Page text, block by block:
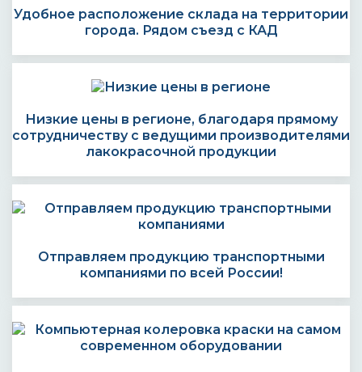
Удобное расположение склада на территории
города. Рядом съезд с КАД
Низкие цены в регионе, благодаря прямому
сотрудничеству с ведущими производителями
лакокрасочной продукции
Отправляем продукцию транспортными
компаниями по всей России!